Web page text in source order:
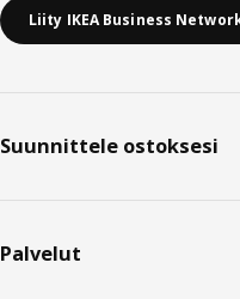
Liity IKEA Business
Suunnittele ostoksesi
Palvelut